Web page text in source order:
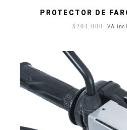
PROTECTOR DE
$204.000 IVA